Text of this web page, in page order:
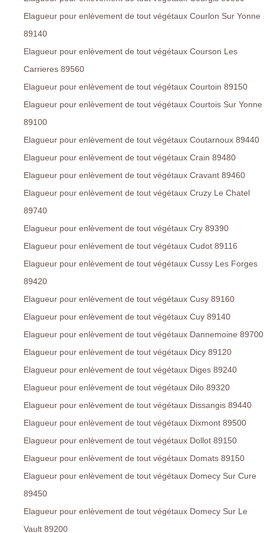
Elagueur pour enlèvement de tout végétaux Courlon Sur Yonne
89140
Elagueur pour enlèvement de tout végétaux Courson Les
Carrieres 89560
Elagueur pour enlèvement de tout végétaux Courtoin 89150
Elagueur pour enlèvement de tout végétaux Courtois Sur Yonne
89100
Elagueur pour enlèvement de tout végétaux Coutarnoux 89440
Elagueur pour enlèvement de tout végétaux Crain 89480
Elagueur pour enlèvement de tout végétaux Cravant 89460
Elagueur pour enlèvement de tout végétaux Cruzy Le Chatel
89740
Elagueur pour enlèvement de tout végétaux Cry 89390
Elagueur pour enlèvement de tout végétaux Cudot 89116
Elagueur pour enlèvement de tout végétaux Cussy Les Forges
89420
Elagueur pour enlèvement de tout végétaux Cusy 89160
Elagueur pour enlèvement de tout végétaux Cuy 89140
Elagueur pour enlèvement de tout végétaux Dannemoine 89700
Elagueur pour enlèvement de tout végétaux Dicy 89120
Elagueur pour enlèvement de tout végétaux Diges 89240
Elagueur pour enlèvement de tout végétaux Dilo 89320
Elagueur pour enlèvement de tout végétaux Dissangis 89440
Elagueur pour enlèvement de tout végétaux Dixmont 89500
Elagueur pour enlèvement de tout végétaux Dollot 89150
Elagueur pour enlèvement de tout végétaux Domats 89150
Elagueur pour enlèvement de tout végétaux Domecy Sur Cure
89450
Elagueur pour enlèvement de tout végétaux Domecy Sur Le
Vault 89200